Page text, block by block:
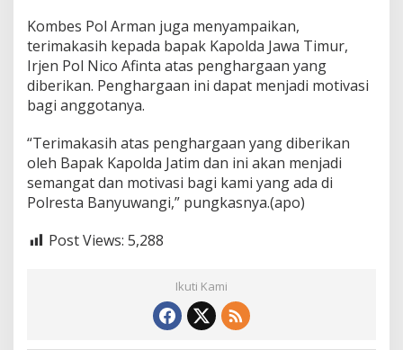
Kombes Pol Arman juga menyampaikan,
terimakasih kepada bapak Kapolda Jawa Timur,
Irjen Pol Nico Afinta atas penghargaan yang
diberikan. Penghargaan ini dapat menjadi motivasi
bagi anggotanya.
“Terimakasih atas penghargaan yang diberikan
oleh Bapak Kapolda Jatim dan ini akan menjadi
semangat dan motivasi bagi kami yang ada di
Polresta Banyuwangi,” pungkasnya.(apo)
Post Views: 5,288
Ikuti Kami